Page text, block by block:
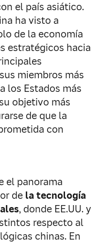
el país asiático.
ha visto a
de la economía
estratégicos hacia
miembros más
los Estados más
objetivo más
de que la
con
el panorama
de la tecnología
, donde EE.UU. y
respecto al
chinas. En